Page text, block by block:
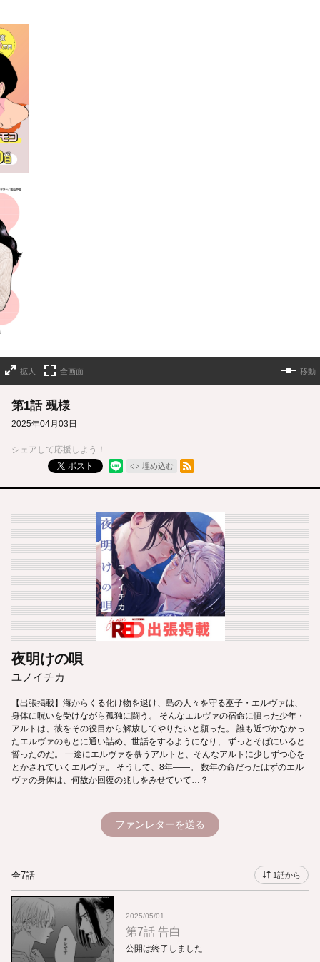
拡大 全画面 移動
第1話 覡様
2025年04月03日
シェアして応援しよう！
ポスト
埋め込む
RSSフィード
夜明けの唄
ユノイチカ
【出張掲載】海からくる化け物を退け、島の人々を守る巫子・エルヴァは、
身体に呪いを受けながら孤独に闘う。 そんなエルヴァの宿命に憤った少年・
アルトは、彼をその役目から解放してやりたいと願った。 誰も近づかなかっ
たエルヴァのもとに通い詰め、世話をするようになり、 ずっとそばにいると
誓ったのだ。 一途にエルヴァを慕うアルトと、そんなアルトに少しずつ心を
とかされていくエルヴァ。 そうして、8年――。 数年の命だったはずのエル
ヴァの身体は、何故か回復の兆しをみせていて…？
ファンレターを送る
全7話 1話から
2025/05/01
第7話 告白
公開は終了しました